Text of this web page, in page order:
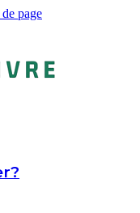
page